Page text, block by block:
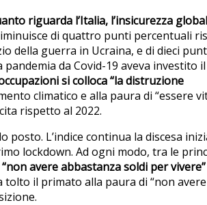
riguarda l’Italia, l’insicurezza
di quattro punti percentuali
della guerra in Ucraina, e di dieci
da Covid-19 aveva investito
si colloca “la distruzione
climatico e alla paura di “essere
rispetto al 2022.
posto. L’indice continua la discesa
lockdown. Ad ogni modo, tra le
avere abbastanza soldi per vivere”
tolto il primato alla paura di “non